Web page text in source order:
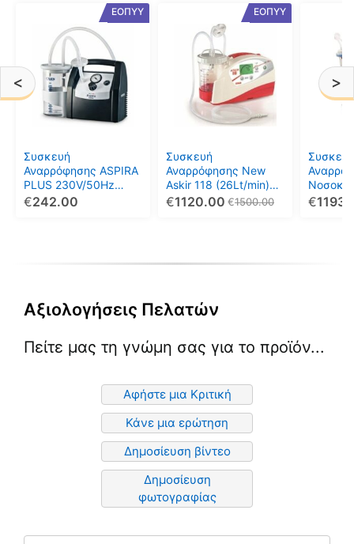
< >
ΕΟΠΥΥ
Συσκευή
Αναρρόφησης ASPIRA
PLUS 230V/50Hz
(20.0 LT/MIN)
242.00
€
ΕΟΠΥΥ
Συσκευή
Αναρρόφησης New
Askir 118 (26Lt/min)
(Ρεύματος-
1500.00
€
1120.00
€
Συσκευή
€
Αξιολογήσεις Πελατών
Πείτε μας τη γνώμη σας για το προϊόν...
Αφήστε μια Κριτική
Κάνε μια ερώτηση
Δημοσίευση βίντεο
Δημοσίευση
φωτογραφίας